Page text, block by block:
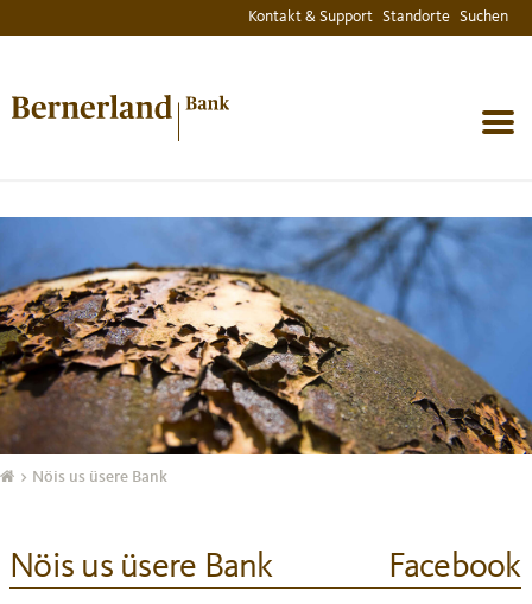
Kontakt & Support Standorte Suchen
> Nöis us üsere Bank
Nöis us üsere Bank Facebook